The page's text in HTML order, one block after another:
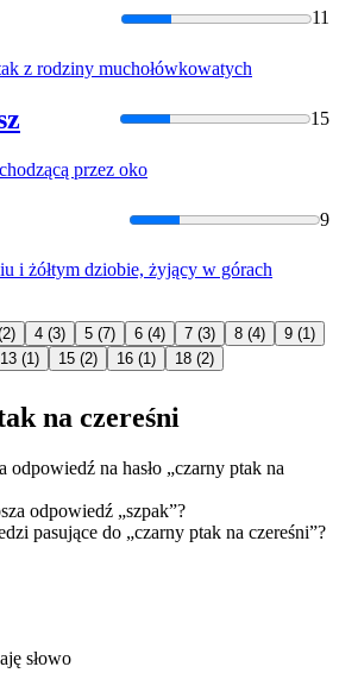
11
z rodziny muchołówkowatych
15
przez oko
9
i żółtym dziobie, żyjący w górach
4 (3) 5 (7) 6 (4) 7 (3) 8 (4) 9 (1)
13 (1) 15 (2) 16 (1) 18 (2)
na czereśni
odpowiedź na hasło „czarny ptak na
odpowiedź „szpak”?
pasujące do „czarny ptak na czereśni”?
słowo